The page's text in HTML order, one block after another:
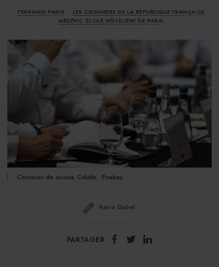
FERRANDI PARIS
LES CUISINIERS DE LA RÉPUBLIQUE FRANÇAISE
MÉDÉRIC ÉCOLE HÔTELIÈRE DE PARIS
Concours de cuisine. Crédits : Pixabay.
Rania Gabel
PARTAGER